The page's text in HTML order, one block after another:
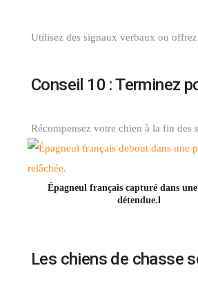
Utilisez des signaux verbaux ou
Conseil 10 : Terminez
Récompensez votre chien à la fin
Épagneul français capturé dans
détendue.l
Les chiens de chasse